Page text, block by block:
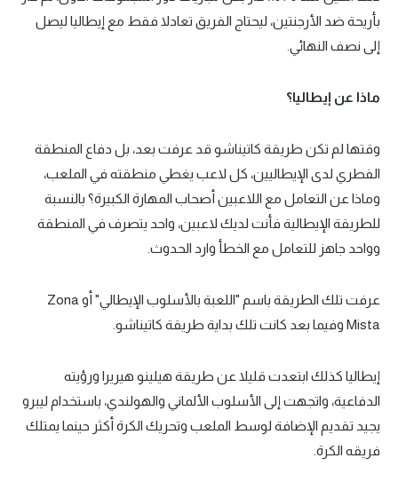
بأريحة ضد الأرجنتين، ليحتاج الفريق تعادلا فقط مع إيطاليا ليصل
إلى نصف النهائي.
ماذا عن إيطاليا؟
وقتها لم تكن طريقة كاتيناشو قد عرفت بعد، بل دفاع المنطقة
الفطري لدى الإيطاليين، كل لاعب يغطي منطقته في الملعب،
وماذا عن التعامل مع اللاعبين أصحاب المهارة الكبيرة؟ بالنسبة
للطريقة الإيطالية فأنت لديك لاعبين، واحد يتصرف في المنطقة
وواحد جاهز للتعامل مع الخطأ وارد الحدوث.
عرفت تلك الطريقة باسم "اللعبة بالأسلوب الإيطالي" أو Zona
Mista وفيما بعد كانت تلك بداية طريقة كاتيناشو.
إيطاليا كذلك ابتعدت قليلا عن طريقة هيلينو هيريرا ورؤيته
الدفاعية، واتجهت إلى الأسلوب الألماني والهولندي، باستخدام ليبرو
يجيد تقديم الإضافة لوسط الملعب وتحريك الكرة أكثر حينما يمتلك
فريقه الكرة.